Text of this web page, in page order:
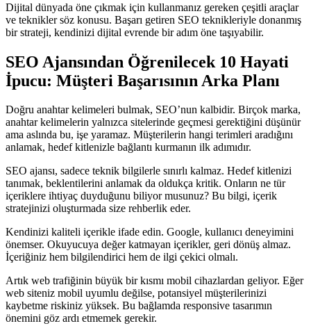
Dijital dünyada öne çıkmak için kullanmanız gereken çeşitli araçlar
ve teknikler söz konusu. Başarı getiren SEO teknikleriyle donanmış
bir strateji, kendinizi dijital evrende bir adım öne taşıyabilir.
SEO Ajansından Öğrenilecek 10 Hayati
İpucu: Müşteri Başarısının Arka Planı
Doğru anahtar kelimeleri bulmak, SEO’nun kalbidir. Birçok marka,
anahtar kelimelerin yalnızca sitelerinde geçmesi gerektiğini düşünür
ama aslında bu, işe yaramaz. Müşterilerin hangi terimleri aradığını
anlamak, hedef kitlenizle bağlantı kurmanın ilk adımıdır.
SEO ajansı, sadece teknik bilgilerle sınırlı kalmaz. Hedef kitlenizi
tanımak, beklentilerini anlamak da oldukça kritik. Onların ne tür
içeriklere ihtiyaç duyduğunu biliyor musunuz? Bu bilgi, içerik
stratejinizi oluşturmada size rehberlik eder.
Kendinizi kaliteli içerikle ifade edin. Google, kullanıcı deneyimini
önemser. Okuyucuya değer katmayan içerikler, geri dönüş almaz.
İçeriğiniz hem bilgilendirici hem de ilgi çekici olmalı.
Artık web trafiğinin büyük bir kısmı mobil cihazlardan geliyor. Eğer
web siteniz mobil uyumlu değilse, potansiyel müşterilerinizi
kaybetme riskiniz yüksek. Bu bağlamda responsive tasarımın
önemini göz ardı etmemek gerekir.